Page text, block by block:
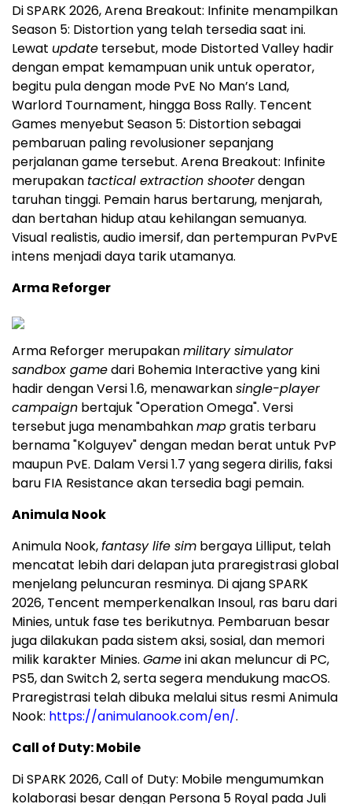
Di SPARK 2026, Arena Breakout: Infinite menampilkan
Season 5: Distortion yang telah tersedia saat ini.
Lewat update tersebut, mode Distorted Valley hadir
dengan empat kemampuan unik untuk operator,
begitu pula dengan mode PvE No Man’s Land,
Warlord Tournament, hingga Boss Rally. Tencent
Games menyebut Season 5: Distortion sebagai
pembaruan paling revolusioner sepanjang
perjalanan game tersebut. Arena Breakout: Infinite
merupakan tactical extraction shooterdengan
taruhan tinggi. Pemain harus bertarung, menjarah,
dan bertahan hidup atau kehilangan semuanya.
Visual realistis, audio imersif, dan pertempuran PvPvE
intens menjadi daya tarik utamanya.
Arma Reforger
Arma Reforger merupakanmilitary simulator
sandbox gamedari Bohemia Interactive yang kini
hadir dengan Versi 1.6, menawarkansingle-player
campaign bertajuk "Operation Omega". Versi
tersebut juga menambahkanmapgratis terbaru
bernama "Kolguyev" dengan medan berat untuk PvP
maupun PvE. Dalam Versi 1.7 yang segera dirilis, faksi
baru FIA Resistance akan tersedia bagi pemain.
Animula Nook
Animula Nook,fantasy life sim bergaya Lilliput, telah
mencatat lebih dari delapan juta praregistrasi global
menjelang peluncuran resminya. Di ajang SPARK
2026, Tencent memperkenalkan Insoul, ras baru dari
Minies, untuk fase tes berikutnya. Pembaruan besar
juga dilakukan pada sistem aksi, sosial, dan memori
milik karakter Minies. Gameini akan meluncur di PC,
PS5, dan Switch 2, serta segera mendukung macOS.
Praregistrasi telah dibuka melalui situs resmi Animula
Nook: https://animulanook.com/en/.
Call of Duty: Mobile
Di SPARK 2026, Call of Duty: Mobile mengumumkan
kolaborasi besar dengan Persona 5 Royal pada Juli